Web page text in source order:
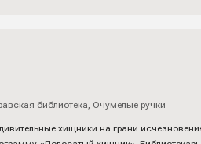
библиотека, Очумелые ручки
хищники на грани